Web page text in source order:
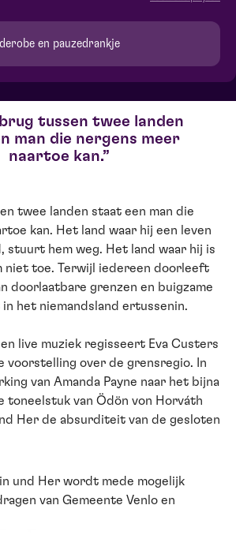
en pauzedrankje
tussen twee landen
man die nergens meer
naartoe kan.
twee landen staat een man die
kan. Het land waar hij een leven
stuurt hem weg. Het land waar hij is
niet toe. Terwijl iedereen doorleeft
doorlaatbare grenzen en buigzame
het niemandsland ertussenin.
live muziek regisseert Eva Custers
voorstelling over de grensregio. In
van Amanda Payne naar het bijna
toneelstuk van Ödön von Horváth
Her de absurditeit van de gesloten
und Her wordt mede mogelijk
van Gemeente Venlo en